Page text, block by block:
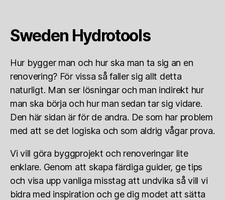
Sweden Hydrotools
Hur bygger man och hur ska man ta sig an en
renovering? För vissa så faller sig allt detta
naturligt. Man ser lösningar och man indirekt hur
man ska börja och hur man sedan tar sig vidare.
Den här sidan är för de andra. De som har problem
med att se det logiska och som aldrig vågar prova.
Vi vill göra byggprojekt och renoveringar lite
enklare. Genom att skapa färdiga guider, ge tips
och visa upp vanliga misstag att undvika så vill vi
bidra med inspiration och ge dig modet att sätta